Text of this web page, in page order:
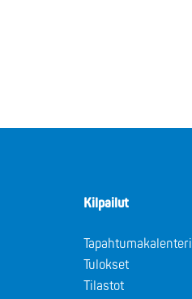
Kilpailut
Tapahtumakalenteri
Tulokset
Tilastot